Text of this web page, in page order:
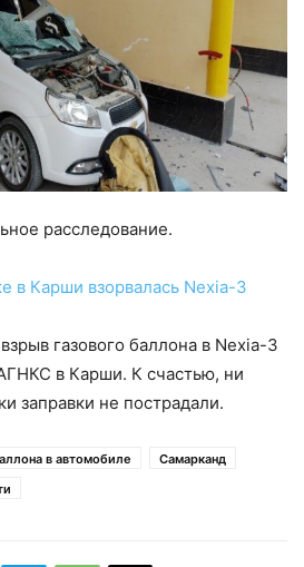
расследование.
в Карши взорвалась Nexia-3
газового баллона в Nexia-3
в Карши. К счастью, ни
заправки не пострадали.
в автомобиле
Самарканд